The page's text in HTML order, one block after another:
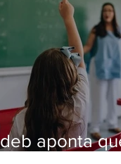
aponta